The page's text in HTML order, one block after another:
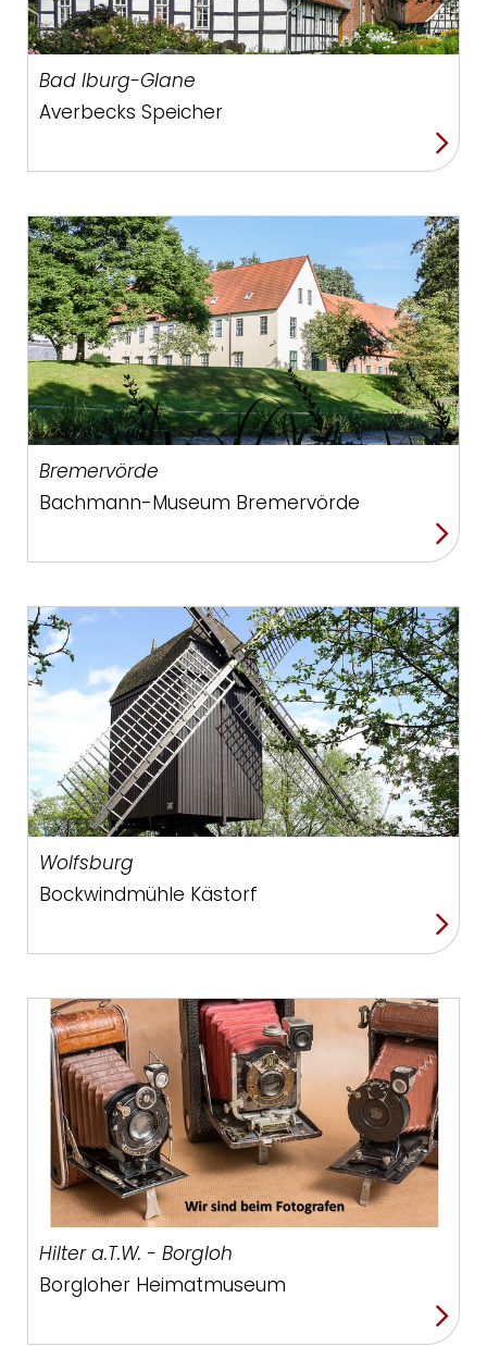
Bad Iburg-Glane
Averbecks Speicher
Bremervörde
Bachmann-Museum Bremervörde
Wolfsburg
Bockwindmühle Kästorf
Hilter a.T.W. - Borgloh
Borgloher Heimatmuseum